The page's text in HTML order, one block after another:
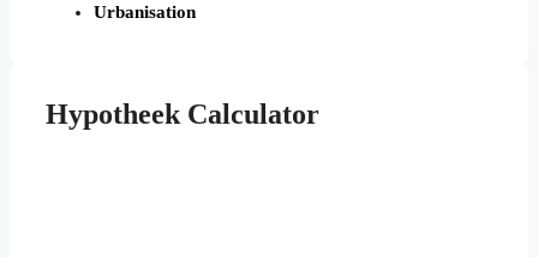
Urbanisation
Hypotheek Calculator